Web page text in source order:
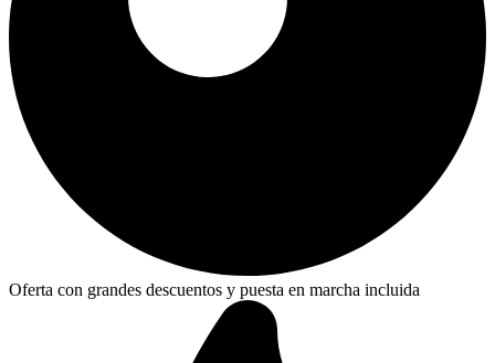
Oferta con grandes descuentos y puesta en marcha incluida